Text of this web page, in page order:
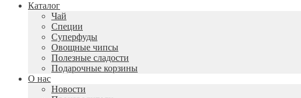
Каталог
Чай
Специи
Cуперфуды
Овощные чипсы
Полезные сладости
Подарочные корзины
О нас
Новости